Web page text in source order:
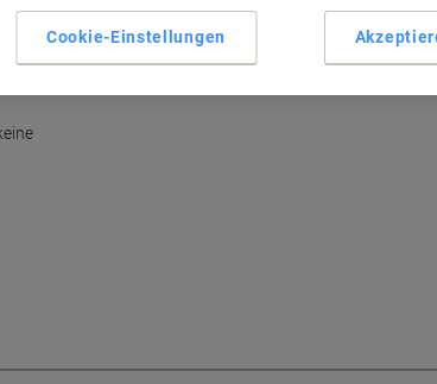
Cookie-Einstellungen